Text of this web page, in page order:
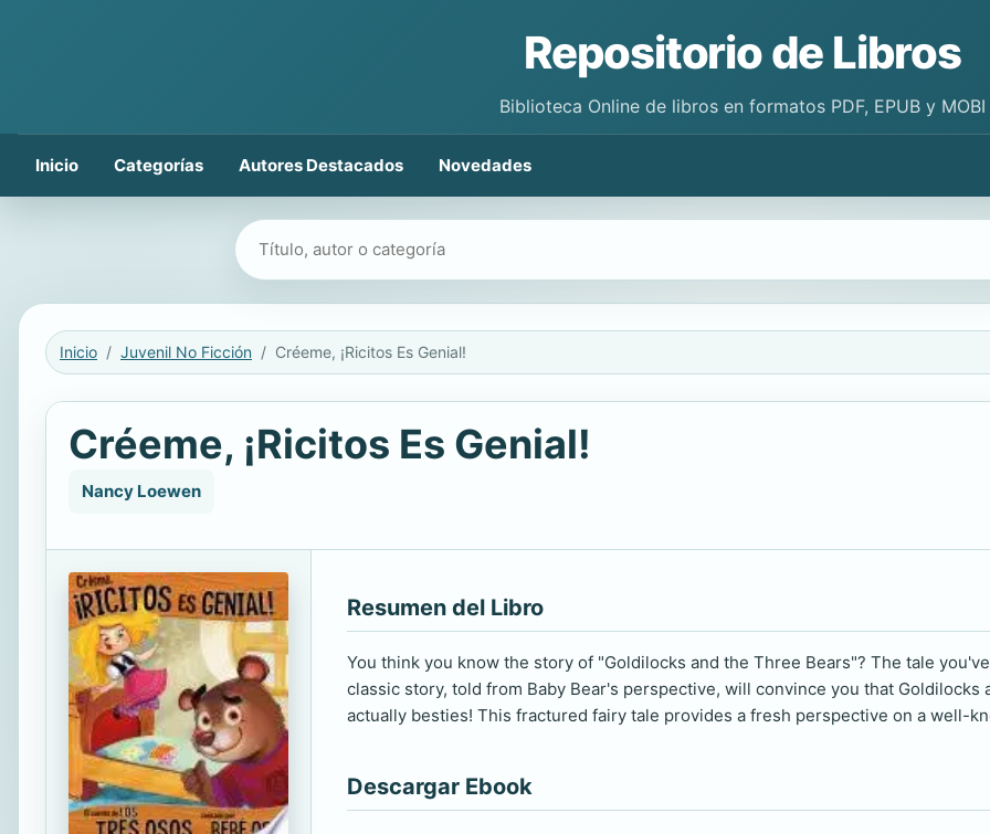
Repositorio de Libros
Biblioteca Online de libros en formatos PDF, EPUB y MOBI
Inicio Categorías Autores Destacados Novedades
Buscar libros
Inicio Juvenil No Ficción Créeme, ¡Ricitos Es Genial!
Créeme, ¡Ricitos Es Genial!
Nancy Loewen
Resumen del Libro
You think you know the story of "Goldilocks and the Three Bears"? The tale
classic story, told from Baby Bear's perspective, will convince you that Goldilocks
actually besties! This fractured fairy tale provides a fresh perspective on a well-
Descargar Ebook